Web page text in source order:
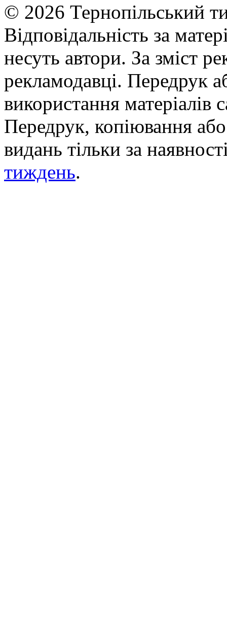
© 2026 Тернопільський
Відповідальність за
несуть автори. За зміст
рекламодавці. Передрук
використання матеріалів
Передрук, копіювання
видань тільки за
тиждень.